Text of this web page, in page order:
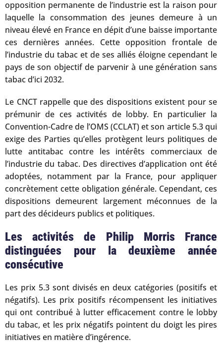
opposition permanente de l’industrie est la raison pour
laquelle la consommation des jeunes demeure à un
niveau élevé en France en dépit d’une baisse importante
ces dernières années. Cette opposition frontale de
l’industrie du tabac et de ses alliés éloigne cependant le
pays de son objectif de parvenir à une génération sans
tabac d’ici 2032.
Le CNCT rappelle que des dispositions existent pour se
prémunir de ces activités de lobby. En particulier la
Convention-Cadre de l’OMS (CCLAT) et son article 5.3 qui
exige des Parties qu’elles protègent leurs politiques de
lutte antitabac contre les intérêts commerciaux de
l’industrie du tabac. Des directives d’application ont été
adoptées, notamment par la France, pour appliquer
concrètement cette obligation générale. Cependant, ces
dispositions demeurent largement méconnues de la
part des décideurs publics et politiques.
Les activités de Philip Morris France
distinguées pour la deuxième année
consécutive
Les prix 5.3 sont divisés en deux catégories (positifs et
négatifs). Les prix positifs récompensent les initiatives
qui ont contribué à lutter efficacement contre le lobby
du tabac, et les prix négatifs pointent du doigt les pires
initiatives en matière d’ingérence.